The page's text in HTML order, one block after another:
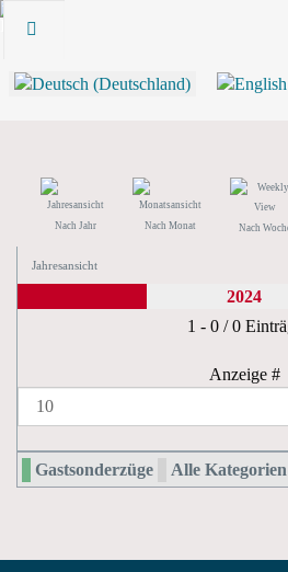
Nach Jahr Nach Monat Nach
Jahresansicht
2024
1 - 0 / 0
Anzeige #
Gastsonderzüge Alle